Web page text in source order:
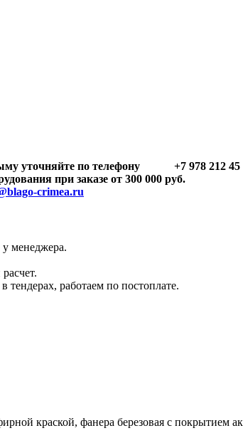
уточняйте по телефону +7 978 212 45
при заказе от 300 000 руб.
crimea.ru
у менеджера.
тендерах, работаем по постоплате.
краской, фанера березовая с покрытием